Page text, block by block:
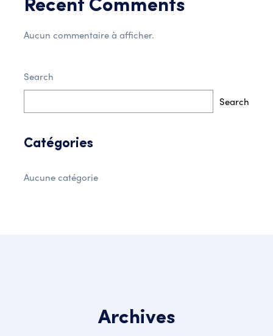
Recent Comments
Aucun commentaire à afficher.
Search
Search
Catégories
Aucune catégorie
Archives